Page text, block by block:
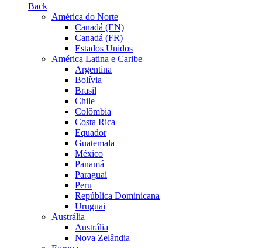
Back
América do Norte
Canadá (EN)
Canadá (FR)
Estados Unidos
América Latina e Caribe
Argentina
Bolívia
Brasil
Chile
Colômbia
Costa Rica
Equador
Guatemala
México
Panamá
Paraguai
Peru
República Dominicana
Uruguai
Austrália
Austrália
Nova Zelândia